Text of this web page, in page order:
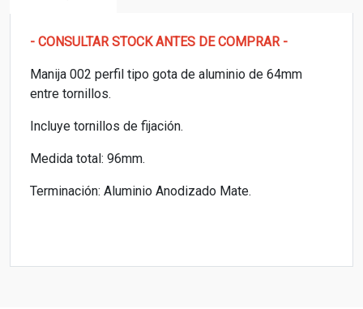
- CONSULTAR STOCK ANTES DE COMPRAR -
Manija 002 perfil tipo gota de aluminio de 64mm
entre tornillos.
Incluye tornillos de fijación.
Medida total: 96mm.
Terminación: Aluminio Anodizado Mate.